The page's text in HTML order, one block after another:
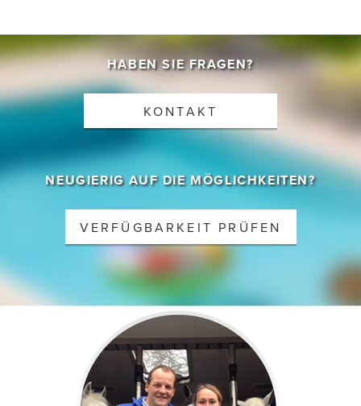
HABEN SIE FRAGEN?
KONTAKT
NEUGIERIG AUF DIE MÖGLICHKEITEN?
VERFÜGBARKEIT PRÜFEN
Gehost door B&S Media Internetmarketing